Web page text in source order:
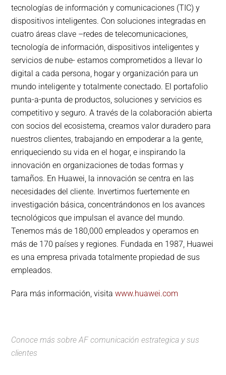
tecnologías de información y comunicaciones (TIC) y
dispositivos inteligentes. Con soluciones integradas en
cuatro áreas clave –redes de telecomunicaciones,
tecnología de información, dispositivos inteligentes y
servicios de nube- estamos comprometidos a llevar lo
digital a cada persona, hogar y organización para un
mundo inteligente y totalmente conectado. El portafolio
punta-a-punta de productos, soluciones y servicios es
competitivo y seguro. A través de la colaboración abierta
con socios del ecosistema, creamos valor duradero para
nuestros clientes, trabajando en empoderar a la gente,
enriqueciendo su vida en el hogar, e inspirando la
innovación en organizaciones de todas formas y
tamaños. En Huawei, la innovación se centra en las
necesidades del cliente. Invertimos fuertemente en
investigación básica, concentrándonos en los avances
tecnológicos que impulsan el avance del mundo.
Tenemos más de 180,000 empleados y operamos en
más de 170 países y regiones. Fundada en 1987, Huawei
es una empresa privada totalmente propiedad de sus
empleados.
Para más información, visitawww.huawei.com
Conoce más sobreAF comunicación estrategica ysus
clientes